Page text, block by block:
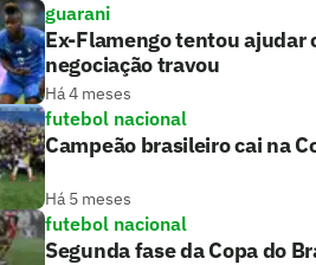
guarani
Ex-Flamengo tentou
negociação travou
Há 4 meses
futebol nacional
Campeão brasileiro cai na
Há 5 meses
futebol nacional
Segunda fase da Copa do